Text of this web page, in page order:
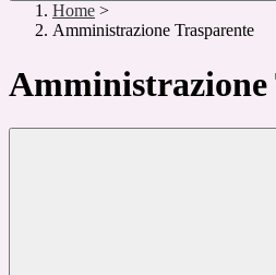
Home >
Amministrazione Trasparente
Amministrazione